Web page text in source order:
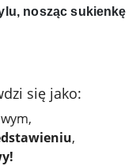
nosząc sukienkę
się jako:
,